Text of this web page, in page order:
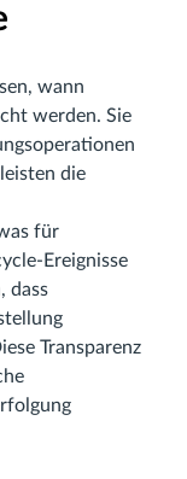
wann
werden. Sie
die
für
Ereignisse
dass
Transparenz